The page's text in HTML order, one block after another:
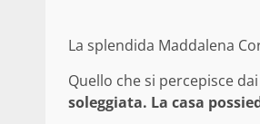
La splendida Maddalena
Quello che si percepisce
soleggiata. La casa